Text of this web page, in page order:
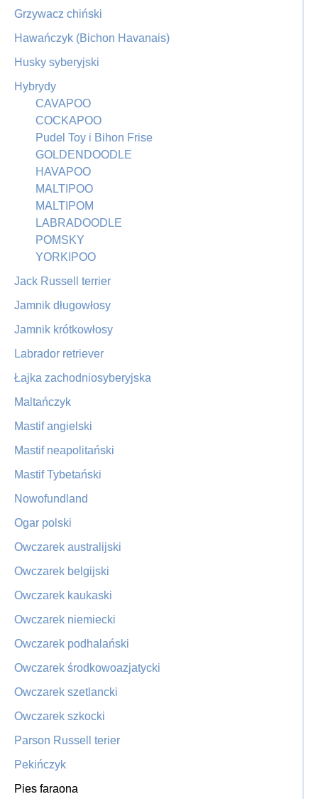
Grzywacz chiński
Hawańczyk (Bichon Havanais)
Husky syberyjski
Hybrydy
CAVAPOO
COCKAPOO
Pudel Toy i Bihon Frise
GOLDENDOODLE
HAVAPOO
MALTIPOO
MALTIPOM
LABRADOODLE
POMSKY
YORKIPOO
Jack Russell terrier
Jamnik długowłosy
Jamnik krótkowłosy
Labrador retriever
Łajka zachodniosyberyjska
Maltańczyk
Mastif angielski
Mastif neapolitański
Mastif Tybetański
Nowofundland
Ogar polski
Owczarek australijski
Owczarek belgijski
Owczarek kaukaski
Owczarek niemiecki
Owczarek podhalański
Owczarek środkowoazjatycki
Owczarek szetlancki
Owczarek szkocki
Parson Russell terier
Pekińczyk
Pies faraona